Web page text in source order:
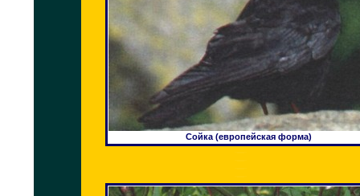
Сойка (европейская форма)